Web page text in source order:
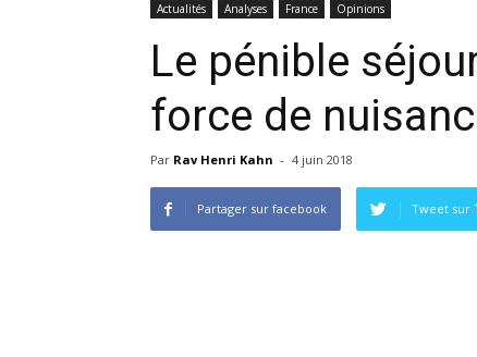
Actualités Analyses France Opinions
Le pénible
force de
Par Rav Henri Kahn - 4 juin 2018
Partager sur facebook Tweet sur